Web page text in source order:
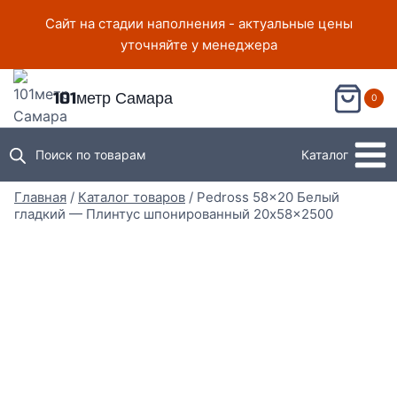
Сайт на стадии наполнения - актуальные цены
уточняйте у менеджера
101метр Самара 0
Поиск по товарам Каталог
Главная / Каталог товаров / Pedross 58×20 Белый
гладкий — Плинтус шпонированный 20x58x2500